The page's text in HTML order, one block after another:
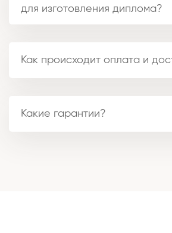
для изготовления диплома?
Как происходит оплата и
Какие гарантии?